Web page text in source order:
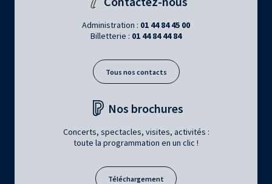
Administration : 01 44 84 45 00
Billetterie : 01 44 84 44 84
Tous nos contacts
Nos brochures
Concerts, spectacles, visites, activités :
toute la programmation en un clic !
Téléchargement